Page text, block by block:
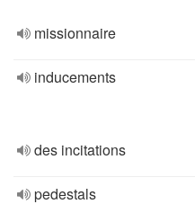
missionnaire
inducements
des incitations
pedestals